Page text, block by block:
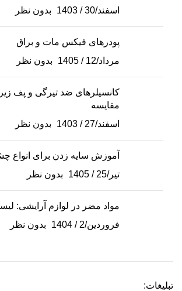
اسفند/30 / 1403
بدون نظر
پودرهای فیکس مات و براق
مرداد/12 / 1405
بدون نظر
کانسیلرهای ضد تیرگی و پف
مقایسه
اسفند/27 / 1403
بدون نظر
آموزش سایه زدن برای انواع
تیر/25 / 1405
بدون نظر
مواد مضر در لوازم آرایشی:
فروردین/2 / 1404
بدون نظر
تبلیغات: